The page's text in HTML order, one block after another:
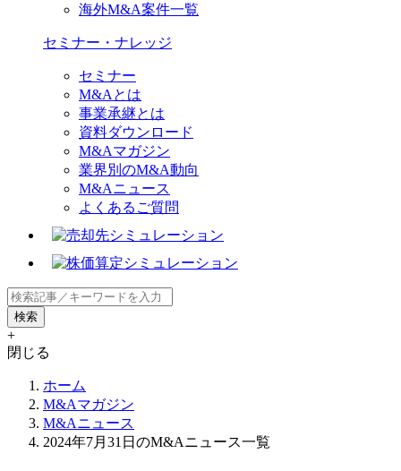
海外M&A案件一覧
セミナー・ナレッジ
セミナー
M&Aとは
事業承継とは
資料ダウンロード
M&Aマガジン
業界別のM&A動向
M&Aニュース
よくあるご質問
+
閉じる
ホーム
M&Aマガジン
M&Aニュース
2024年7月31日のM&Aニュース一覧